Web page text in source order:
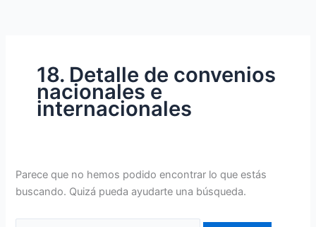
18. Detalle de convenios
nacionales e
internacionales
Parece que no hemos podido encontrar lo que estás
buscando. Quizá pueda ayudarte una búsqueda.